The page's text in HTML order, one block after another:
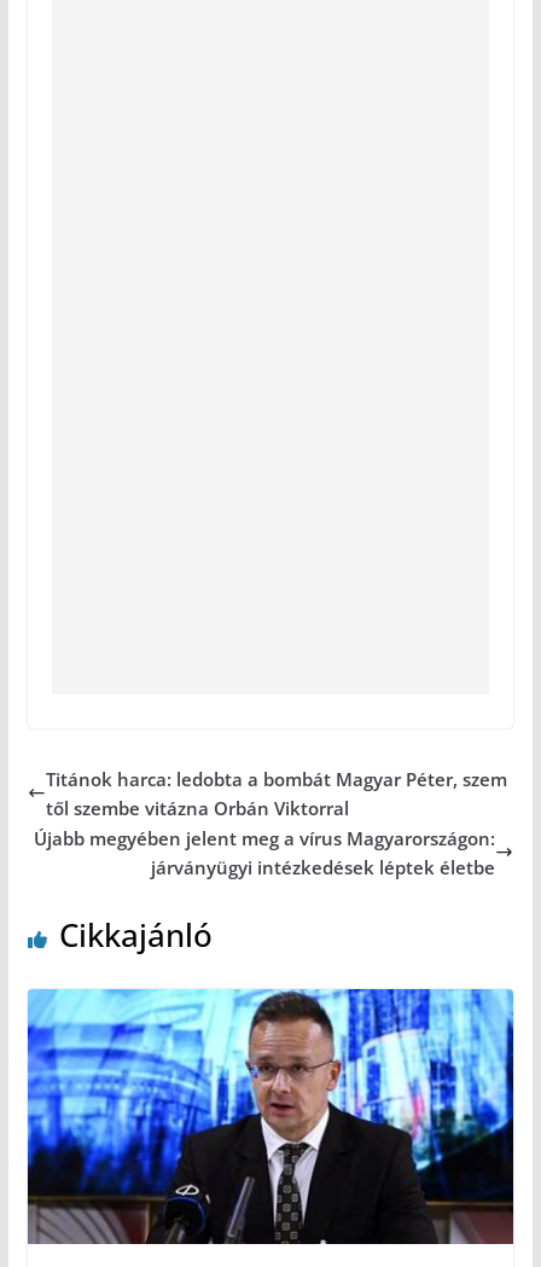
Titánok harca: ledobta a bombát Magyar Péter, szem
től szembe vitázna Orbán Viktorral
Újabb megyében jelent meg a vírus Magyarországon:
járványügyi intézkedések léptek életbe
Cikkajánló